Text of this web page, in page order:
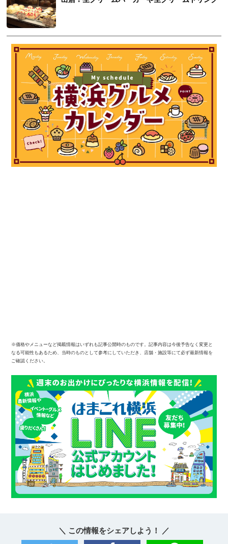
※価格やメニューなど掲載情報はいずれも記事公開時のものです。記事内容は今後予告なく変更と
なる可能性もあるため、当時のものとして参考にしていただき、店舗・施設等にて必ず最新情報を
ご確認ください。
＼ この情報をシェアしよう！ ／